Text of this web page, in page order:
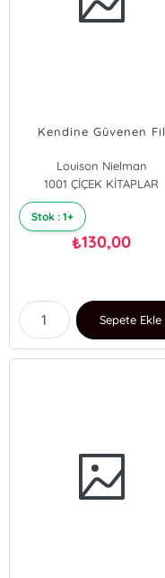
Kendine Güvenen Fil
Louison Nielman
1001 ÇİÇEK KİTAPLAR
Stok : 1+
₺130,00
Sepete Ekle